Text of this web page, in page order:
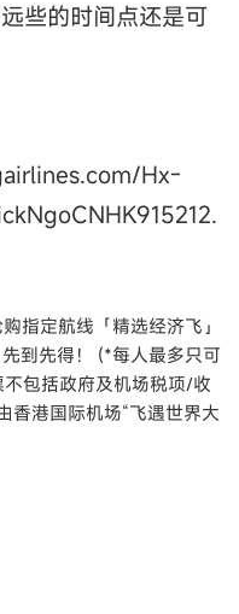
些的时间点还是可
Hx-
指定航线「精选经济飞」
到先得！ (*每人最多只可
包括政府及机场税项/收
港国际机场“飞遇世界大